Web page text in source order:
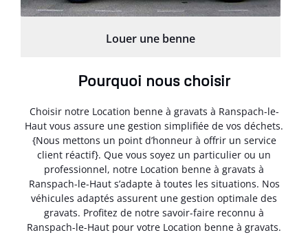
Louer une benne
Pourquoi nous choisir
Choisir notre Location benne à gravats à Ranspach-le-
Haut vous assure une gestion simplifiée de vos déchets.
{Nous mettons un point d’honneur à offrir un service
client réactif}. Que vous soyez un particulier ou un
professionnel, notre Location benne à gravats à
Ranspach-le-Haut s’adapte à toutes les situations. Nos
véhicules adaptés assurent une gestion optimale des
gravats. Profitez de notre savoir-faire reconnu à
Ranspach-le-Haut pour votre Location benne à gravats.